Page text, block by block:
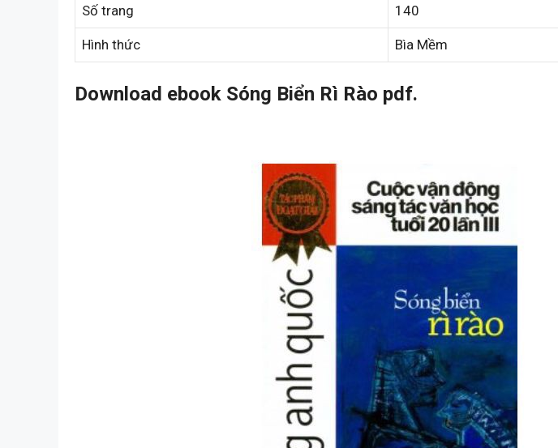
Số trang 140
Hình thức Bìa Mềm
Download ebook Sóng Biển Rì Rào pdf.